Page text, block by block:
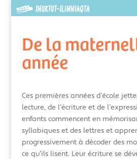
De la
année
Ces premières années d’école
lecture, de l’écriture et de
enfants commencent en
syllabiques et des lettres et
progressivement à décoder des
ce qu’ils lisent. Leur écriture se